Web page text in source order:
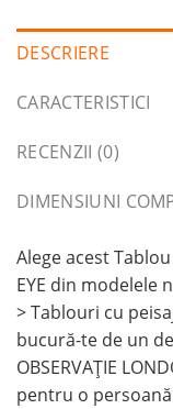
DESCRIERE
CARACTERISTICI
RECENZII (0)
DIMENSIUNI
Alege acest Tablou
EYE din modelele
> Tablouri cu
bucură-te de un
OBSERVAȚIE
pentru o